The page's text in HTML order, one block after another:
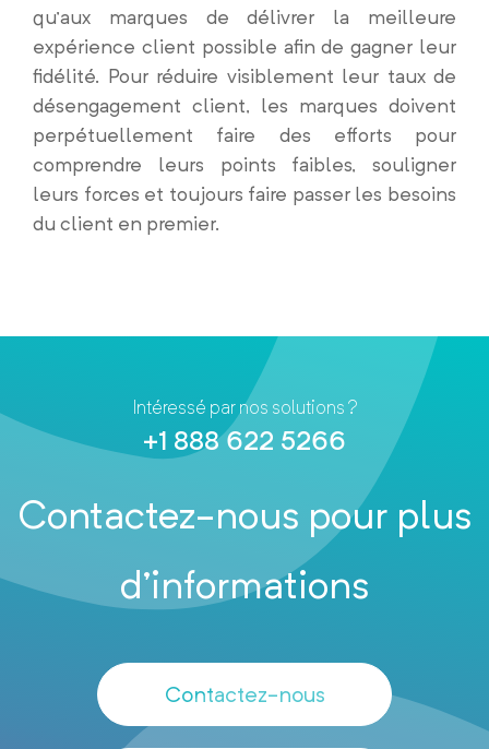
qu’aux marques de délivrer la meilleure
expérience client possible afin de gagner leur
fidélité. Pour réduire visiblement leur taux de
désengagement client, les marques doivent
perpétuellement faire des efforts pour
comprendre leurs points faibles, souligner
leurs forces et toujours faire passer les besoins
du client en premier.
Intéressé par nos solutions ?
+1 888 622 5266
Contactez-nous pour plus
d’informations
Contactez-nous